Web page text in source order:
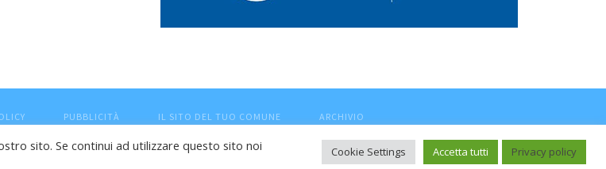
PUBBLICITÀ IL SITO DEL TUO COMUNE ARCHIVIO
- Testata giornalistica, aut. Trib.Fermo n.04/2010 del 05/08/2010
sito. Se continui ad utilizzare questo sito noi
Cookie Settings Accetta tutti Privacy policy